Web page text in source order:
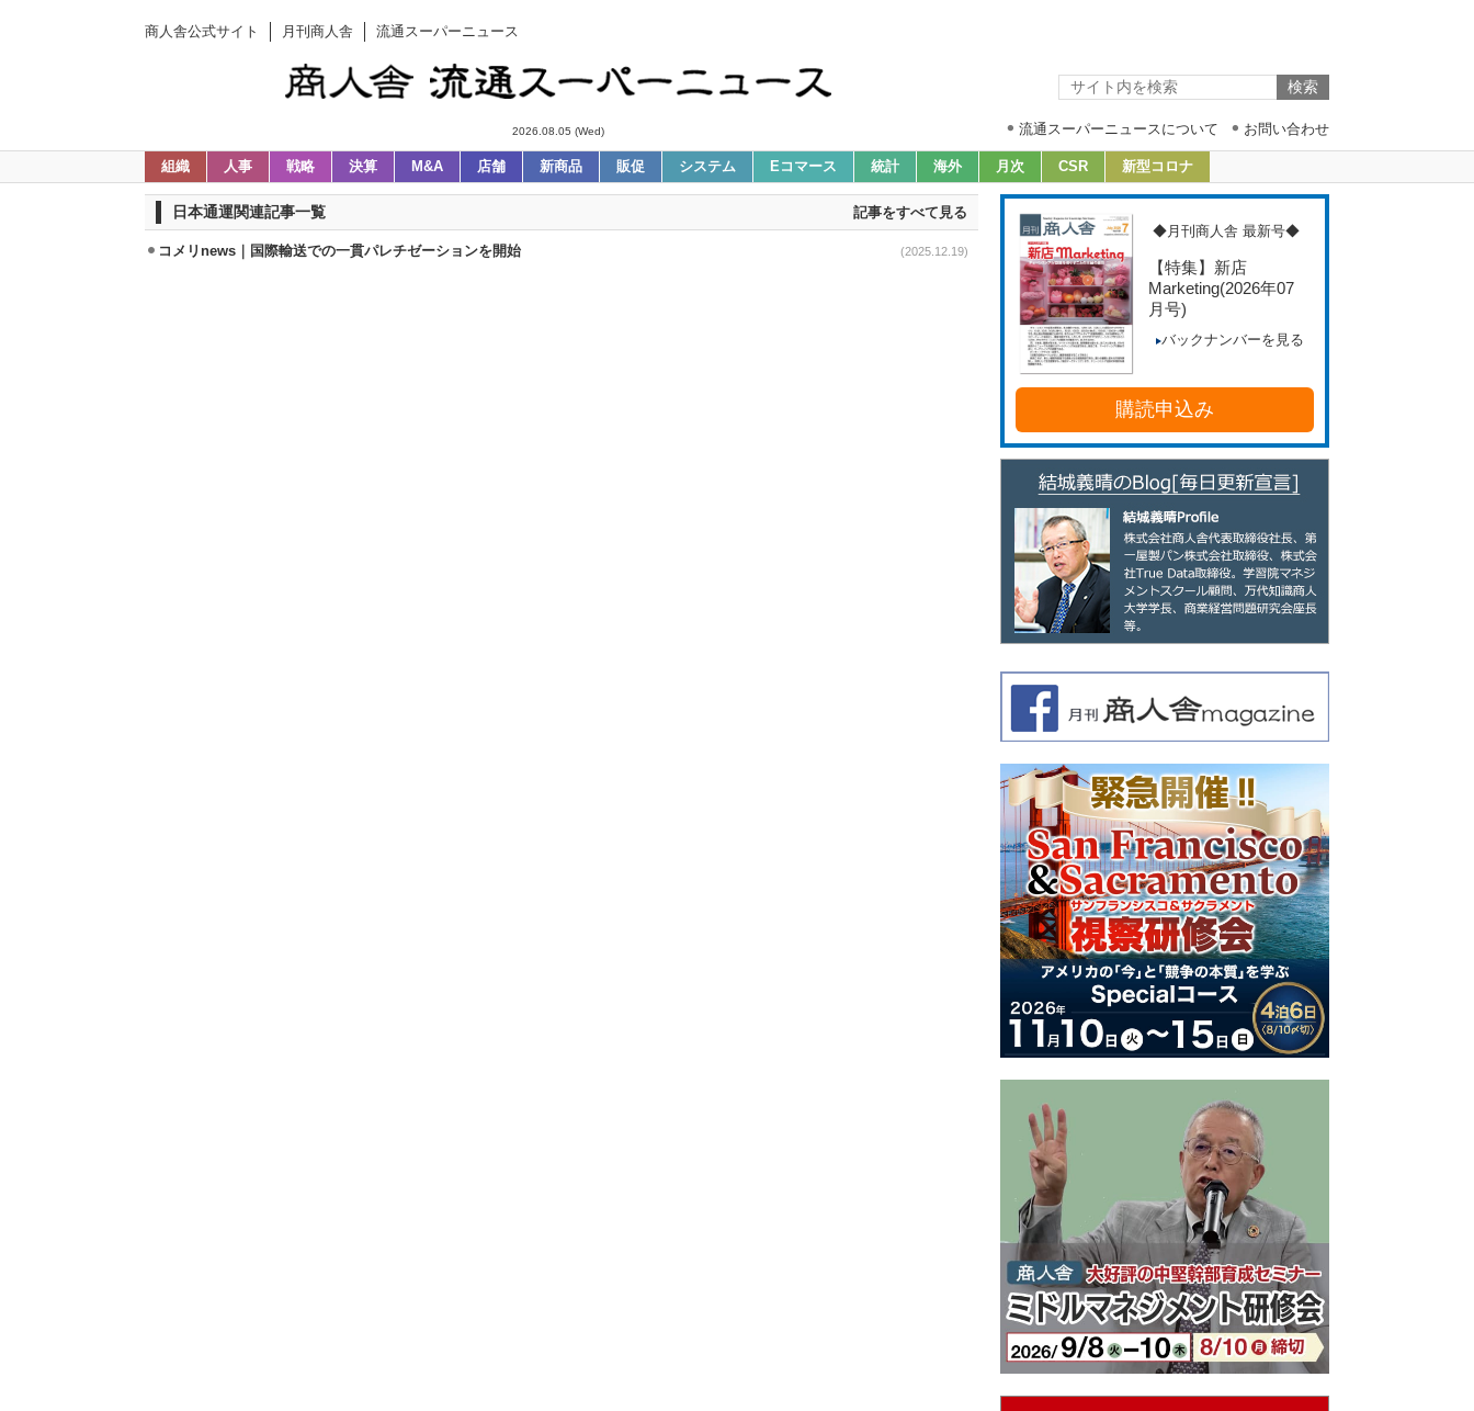
商人舎公式サイト 月刊商人舎 流通スーパーニュース
2026.08.05 (Wed) 流通スーパーニュースについて お問い合わせ
組織 人事 戦略 決算 M&A 店舗 新商品 販促 システム Eコマース 統計 海外 月次 CSR 新型コロナ
日本通運関連記事一覧 記事をすべて見る
コメリnews｜国際輸送での一貫パレチゼーションを開始 (2025.12.19)
◆月刊商人舎 最新号◆
【特集】新店
Marketing(2026年07
月号)
バックナンバーを見る
購読申込み